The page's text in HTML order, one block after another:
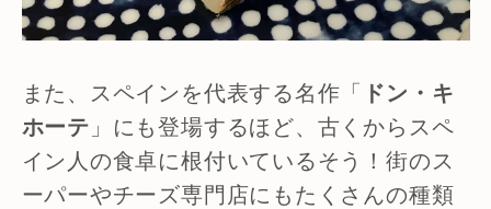
また、スペインを代表する名作「 ドン・キ
ホーテ 」にも登場するほど、古くからスペ
イン人の食卓に根付いているそう！街のス
ーパーやチーズ専門店にもたくさんの種類